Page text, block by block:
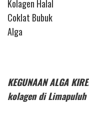
Kolagen Halal
Coklat Bubuk
Alga
KEGUNAAN ALGA
kolagen di Limapuluh